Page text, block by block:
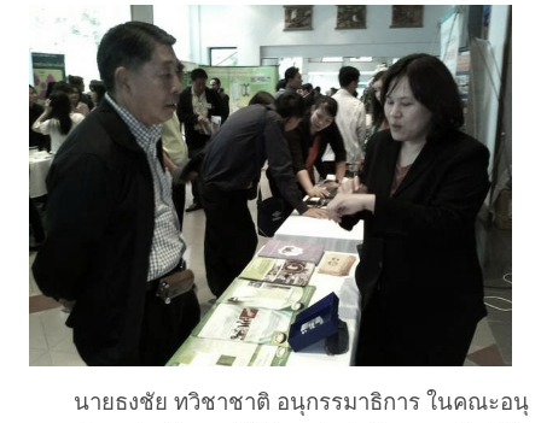
นายธงชัย ทวิชาชาติ อนุกรรมาธิการ ในคณะอนุ